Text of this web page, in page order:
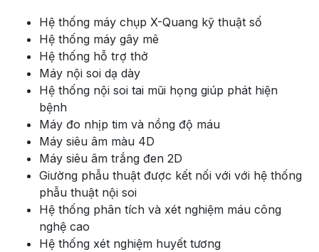
Hệ thống máy chụp X-Quang kỹ thuật số
Hệ thống máy gây mê
Hệ thống hỗ trợ thở
Máy nội soi dạ dày
Hệ thống nội soi tai mũi họng giúp phát hiện
bệnh
Máy đo nhịp tim và nồng độ máu
Máy siêu âm màu 4D
Máy siêu âm trắng đen 2D
Giường phẫu thuật được kết nối với với hệ thống
phẫu thuật nội soi
Hệ thống phân tích và xét nghiệm máu công
nghệ cao
Hệ thống xét nghiệm huyết tương